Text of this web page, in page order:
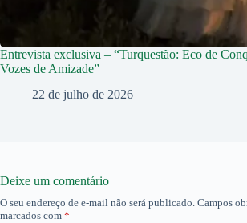
Entrevista exclusiva – “Turquestão: Eco de
Vozes de Amizade”
22 de julho de 2026
Deixe um comentário
O seu endereço de e-mail não será publicado. Campos
marcados com *